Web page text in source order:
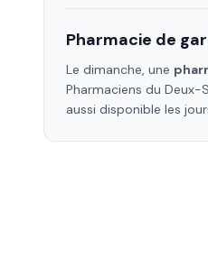
Pharmacie de
Le dimanche, une
Pharmaciens du Deux-
aussi disponible les